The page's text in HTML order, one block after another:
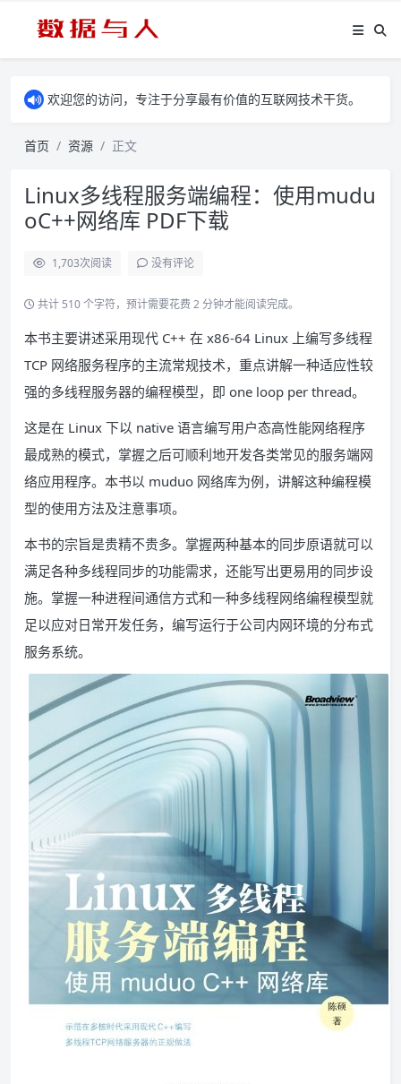
欢迎您的访问，专注于分享最有价值的互联网技术干货。
首页 资源 正文
Linux多线程服务端编程：使用mudu
oC++网络库 PDF下载
1,703次阅读 没有评论
共计 510 个字符，预计需要花费 2 分钟才能阅读完成。
本书主要讲述采用现代 C++ 在 x86-64 Linux 上编写多线程
TCP 网络服务程序的主流常规技术，重点讲解一种适应性较
强的多线程服务器的编程模型，即 one loop per thread。
这是在 Linux 下以 native 语言编写用户态高性能网络程序
最成熟的模式，掌握之后可顺利地开发各类常见的服务端网
络应用程序。本书以 muduo 网络库为例，讲解这种编程模
型的使用方法及注意事项。
本书的宗旨是贵精不贵多。掌握两种基本的同步原语就可以
满足各种多线程同步的功能需求，还能写出更易用的同步设
施。掌握一种进程间通信方式和一种多线程网络编程模型就
足以应对日常开发任务，编写运行于公司内网环境的分布式
服务系统。